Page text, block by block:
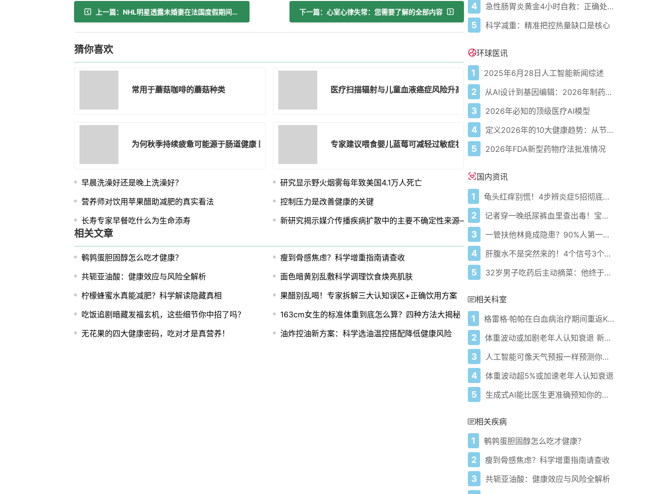
上一篇：NHL明星透露未婚妻在法国度假期间因严重心力衰竭接受心脏移植 下一篇：心室心律失常：您需要了解的全部内容
猜你喜欢
常用于蘑菇咖啡的蘑菇种类 医疗扫描辐射与儿童血液癌症风险升高相关
为何秋季持续疲惫可能源于肠道健康 医生详解关联 专家建议喂食婴儿蓝莓可减轻过敏症状并改善肠道健康
早晨洗澡好还是晚上洗澡好？
研究显示野火烟雾每年致美国4.1万人死亡
营养师对饮用苹果醋助减肥的真实看法
控制压力是改善健康的关键
长寿专家早餐吃什么为生命添寿
新研究揭示媒介传播疾病扩散中的主要不确定性来源——你需要了解的关键信息
相关文章
鹌鹑蛋胆固醇怎么吃才健康？
瘦到骨感焦虑？科学增重指南请查收
共轭亚油酸：健康效应与风险全解析
面色暗黄别乱敷科学调理饮食焕亮肌肤
柠檬蜂蜜水真能减肥？科学解读隐藏真相
果醋别乱喝！专家拆解三大认知误区+正确饮用方案
吃饭追剧暗藏发福玄机，这些细节你中招了吗？
163cm女生的标准体重到底怎么算？四种方法大揭秘
无花果的四大健康密码，吃对才是真营养！
油炸控油新方案：科学选油温控搭配降低健康风险
4 急性肠胃炎黄金4小时自救：正确处置与误区避坑关键
5 科学减重：精准把控热量缺口是核心
环球医讯
1 2025年6月28日人工智能新闻综述
2 从AI设计到基因编辑：2026年制药领域重大突破
3 2026年必知的顶级医疗AI模型
4 定义2026年的10大健康趋势：从节律健康到冷热交替疗法
5 2026年FDA新型药物疗法批准情况
国内资讯
1 龟头红痒别慌！4步辨炎症5招彻底防复发
2 记者穿一晚纸尿裤血里查出毒！宝宝血液浓度竟是成人的5倍？
3 一管扶他林竟成隐患？90%人第一步就错了！
4 肝腹水不是突然来的！4个信号3个管理要点别等肚子鼓起来
5 32岁男子吃药后主动摘菜：他终于活过来了？
相关科室
1 格雷格·帕帕在白血病治疗期间重返KNBR节目
2 体重波动或加剧老年人认知衰退 新研究揭示关键因素
3 人工智能可像天气预报一样预测你的未来健康状况
4 体重波动超5%或加速老年人认知衰退
5 生成式AI能比医生更准确预知你的医疗未来吗
相关疾病
1 鹌鹑蛋胆固醇怎么吃才健康？
2 瘦到骨感焦虑？科学增重指南请查收
3 共轭亚油酸：健康效应与风险全解析